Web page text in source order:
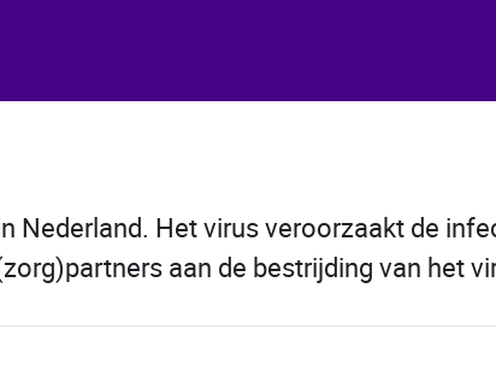
Nederland. Het virus veroorzaakt de
aan de bestrijding van het